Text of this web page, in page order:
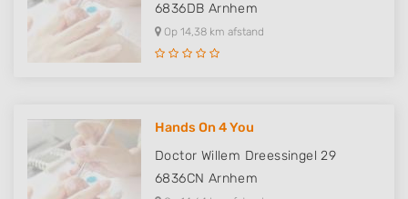
6836DB Arnhem
Op 14,38 km afstand
Hands On 4 You
Doctor Willem Dreessingel 29
6836CN Arnhem